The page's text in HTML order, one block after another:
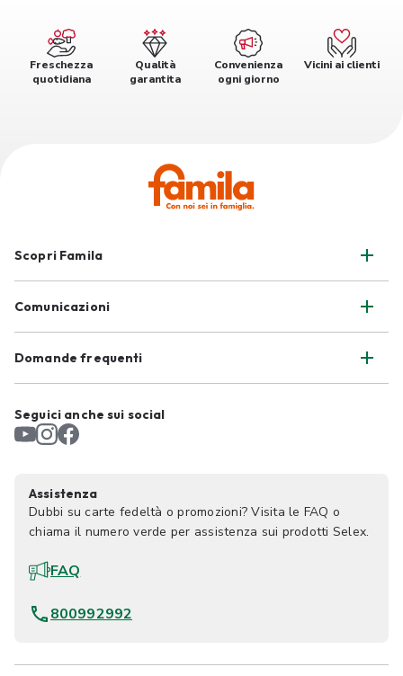
Freschezza
quotidiana
Qualità
garantita
Convenienza
ogni giorno
Vicini ai clienti
Scopri Famila
Comunicazioni
Domande frequenti
Seguici anche sui social
Assistenza
Dubbi su carte fedeltà o promozioni? Visita le FAQ o
chiama il numero verde per assistenza sui prodotti Selex.
FAQ
800992992